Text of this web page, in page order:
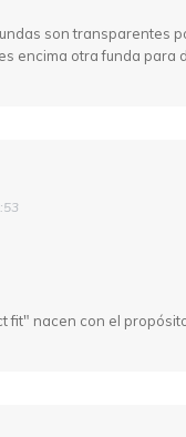
son transparentes
encima otra funda para
fit" nacen con el